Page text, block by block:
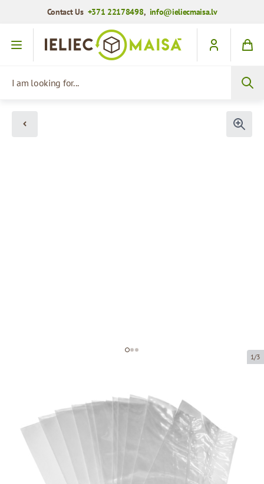
Contact Us +371 22178498, info@ieliecmaisa.lv
Skip to Content
1/3
Polypropylene bag without fold
Product code:
Size:
100 x 165 mm
Material:
Thickness: